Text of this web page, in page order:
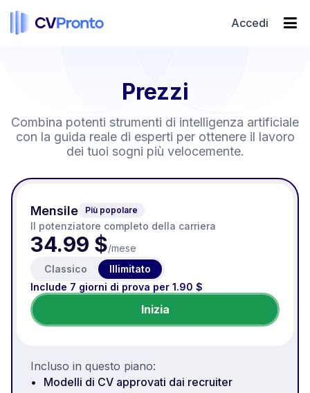
Accedi
Prezzi
Combina potenti strumenti di intelligenza artificiale
con la guida reale di esperti per ottenere il lavoro
dei tuoi sogni più velocemente.
Mensile Più popolare
Il potenziatore completo della carriera
34.99 $/mese
Classico
Illimitato
Include 7 giorni di prova per 1.90 $
Inizia
Incluso in questo piano:
Modelli di CV approvati dai recruiter